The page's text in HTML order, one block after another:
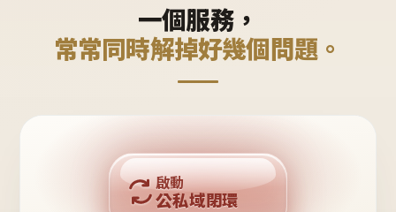
一個服務，
常常同時解掉好幾個問題。
回購複利
啟動
公私域閉環